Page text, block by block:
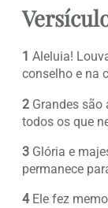
1 Aleluia!
conselho e na
2 Grandes são
todos os que
3 Glória e
permanece
4Ele fez